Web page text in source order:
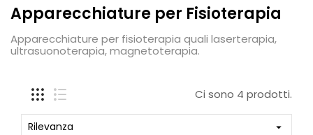
Apparecchiature per Fisioterapia
Apparecchiature per fisioterapia quali laserterapia,
ultrasuonoterapia, magnetoterapia.
Ci sono 4 prodotti.
Rilevanza 